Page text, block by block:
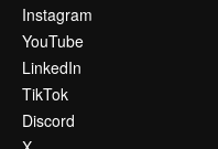
Instagram
YouTube
LinkedIn
TikTok
Discord